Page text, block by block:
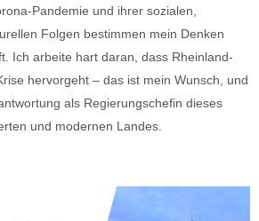
Pandemie und ihrer sozialen,
Folgen bestimmen mein Denken
Ich arbeite hart daran, dass Rheinland-
hervorgeht – das ist mein Wunsch, und
als Regierungschefin dieses
und modernen Landes.